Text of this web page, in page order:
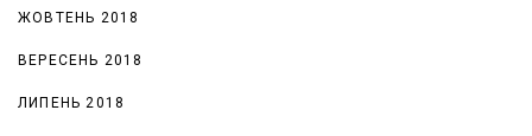
ЖОВТЕНЬ 2018
ВЕРЕСЕНЬ 2018
ЛИПЕНЬ 2018